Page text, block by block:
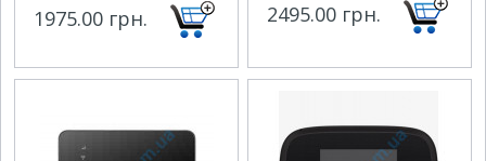
1975.00 грн. 2495.00 грн.